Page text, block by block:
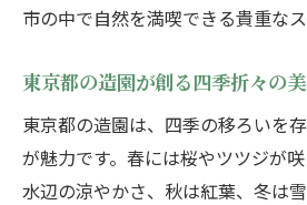
市の中で自然を満喫できる貴重なス
東京都の造園が創る四季折々の
東京都の造園は、四季の移ろいを
が魅力です。春には桜やツツジが
水辺の涼やかさ、秋は紅葉、冬は